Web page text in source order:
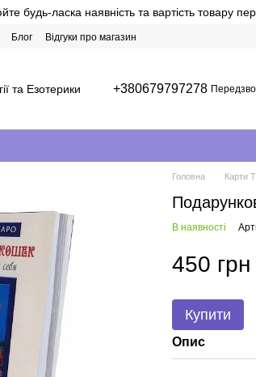
будь-ласка наявність та вартість товару
Блог Відгуки про магазин
та Езотерики +380679797278
Головна Карти
В наявності
450 грн
Купити
Опис